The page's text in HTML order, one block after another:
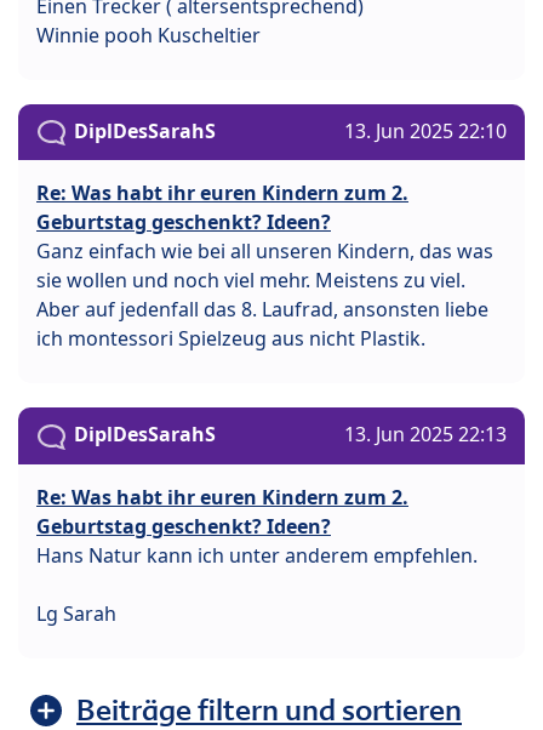
Einen Trecker ( altersentsprechend)
Winnie pooh Kuscheltier
DiplDesSarahS 13. Jun 2025 22:10
Re: Was habt ihr euren Kindern zum 2.
Geburtstag geschenkt? Ideen?
Ganz einfach wie bei all unseren Kindern, das was
sie wollen und noch viel mehr. Meistens zu viel.
Aber auf jedenfall das 8. Laufrad, ansonsten liebe
ich montessori Spielzeug aus nicht Plastik.
DiplDesSarahS 13. Jun 2025 22:13
Re: Was habt ihr euren Kindern zum 2.
Geburtstag geschenkt? Ideen?
Hans Natur kann ich unter anderem empfehlen.
Lg Sarah
Beiträge filtern und sortieren